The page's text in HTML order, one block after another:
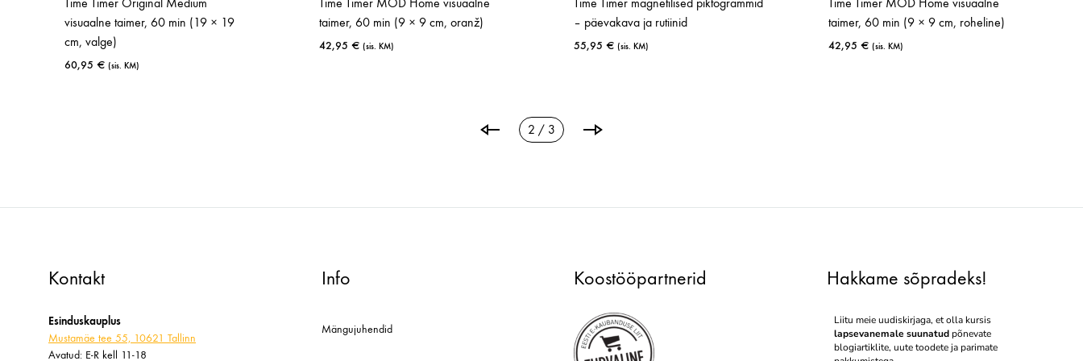
visuaalne taimer, 60 min (19 × 19
cm, valge)
60,95 € (sis. KM)
taimer, 60 min (9 × 9 cm, oranž)
42,95 € (sis. KM)
– päevakava ja rutiinid
55,95 € (sis. KM)
taimer, 60 min (9 × 9 cm, roheline)
42,95 € (sis. KM)
2 / 3
Kontakt
Esinduskauplus
Mustamäe tee 55, 10621 Tallinn
Avatud: E-R kell 11-18
Info
Mängujuhendid
Koostööpartnerid Hakkame sõpradeks!
Liitu meie uudiskirjaga, et olla kursis
lapsevanemale suunatudpõnevate
blogiartiklite, uute toodete ja parimate